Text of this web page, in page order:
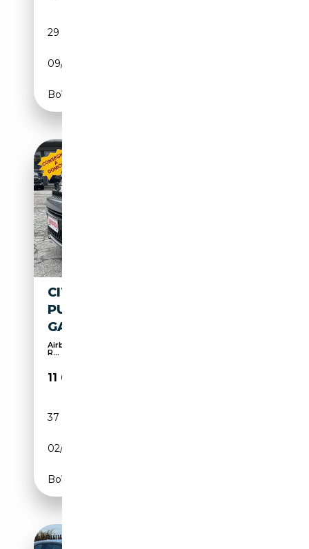
29 753 km
09/2023
Boîte manuelle
CITROEN C3 AIRCROSS
PURETECH 110 SHINE
GARANZIA EUROPEA INCLUSA
Airbag conducteur, Radio, Système de navigation,
R...
11 600€
37 600 km
02/2024
Boîte manuelle